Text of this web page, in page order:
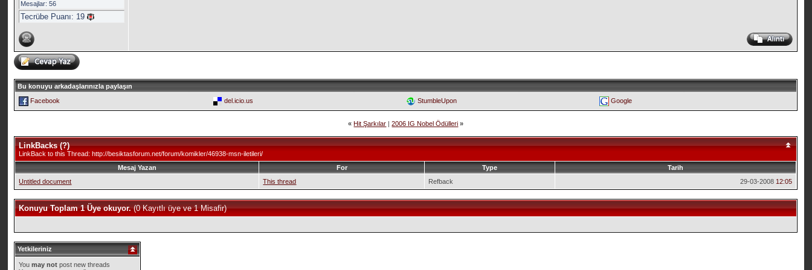
Mesajlar: 56
Tecrübe Puanı: 19
Bu konuyu arkadaşlarınızla paylaşın
Facebook
del.icio.us StumbleUpon Google
« Hit Şarkılar |2006 IG Nobel Ödülleri »
LinkBacks (?)
LinkBack to this Thread: http://besiktasforum.net/forum/komikler/46938-msn-iletileri/
Mesaj Yazan
For Type
Tarih
Untitled document
This thread Refback 29-03-2008 12:05
Konuyu Toplam 1 Üye okuyor.(0 Kayıtlı üye ve 1 Misafir)
Yetkileriniz
Youmay not post new threads